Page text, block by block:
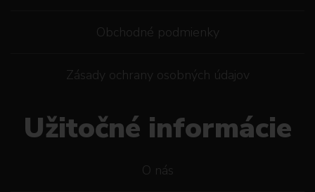
Obchodné podmienky
Zásady ochrany osobných údajov
Užitočné informácie
O nás